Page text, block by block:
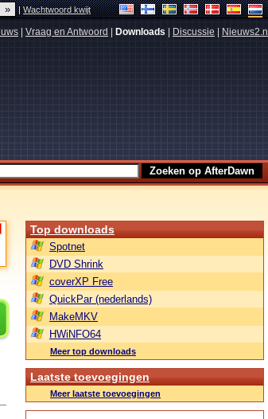
|Wachtwoord kwijt
Vraag en Antwoord Downloads Discussie Nieuws2.nl
Top downloads
Spotnet
DVD Shrink
coverXP Free
QuickPar (nederlands)
MakeMKV
HWiNFO64
Meer top downloads
Laatste toevoegingen
Meer laatste toevoegingen